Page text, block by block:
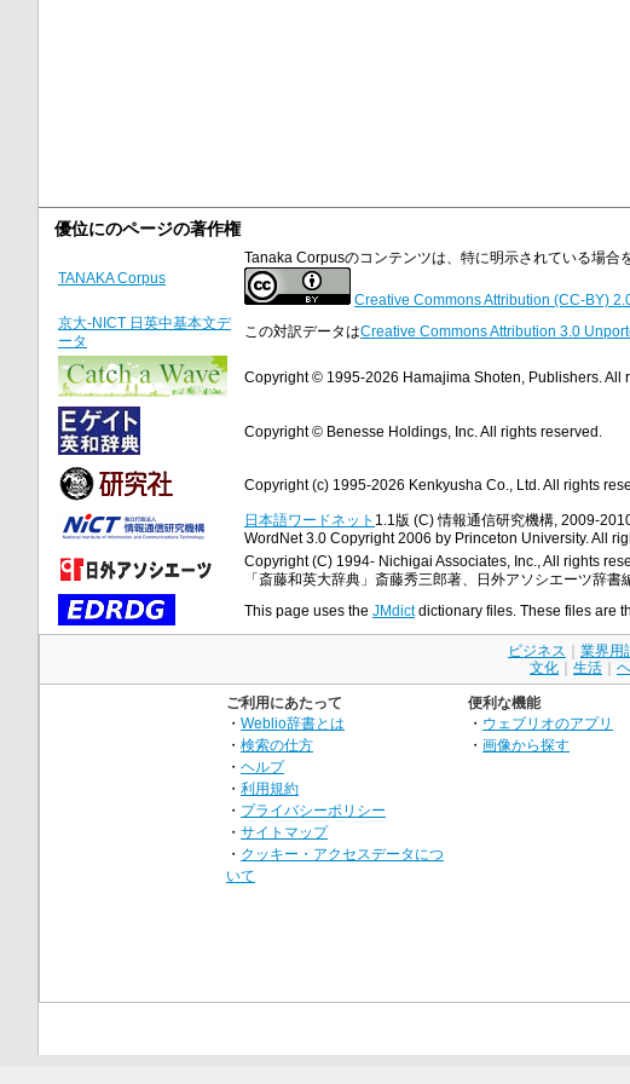
優位にのページの著作権
TANAKA Corpus
Tanaka Corpusのコンテンツは、特に明示されている場合
Creative Commons Attribution (CC-BY)
京大-NICT 日英中基本文デ
ータ
この対訳データはCreative Commons Attribution 3.0
Copyright © 1995-2026 Hamajima Shoten, Publishers. All
Copyright © Benesse Holdings, Inc. All rights reserved.
Copyright (c) 1995-2026 Kenkyusha Co., Ltd. All rights
日本語ワードネット 1.1版 (C) 情報通信研究機構, 2009-
WordNet 3.0 Copyright 2006 by Princeton University. All
Copyright (C) 1994- Nichigai Associates, Inc., All rights
「斎藤和英大辞典」斎藤秀三郎著、日外アソシエーツ辞書
This page uses the JMdictdictionary files. These files are
ビジネス 業界用
文化
生活
ご利用にあたって
・ Weblio辞書とは
・ 検索の仕方
・ ヘルプ
・ 利用規約
・ プライバシーポリシー
・ サイトマップ
・ クッキー・アクセスデータにつ
いて
便利な機能
・ ウェブリオのアプリ
・ 画像から探す